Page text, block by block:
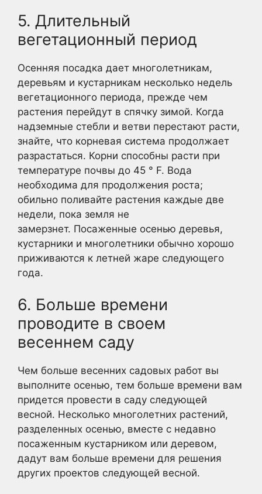
5. Длительный
вегетационный период
Осенняя посадка дает многолетникам,
деревьям и кустарникам несколько недель
вегетационного периода, прежде чем
растения перейдут в спячку зимой. Когда
надземные стебли и ветви перестают расти,
знайте, что корневая система продолжает
разрастаться. Корни способны расти при
температуре почвы до 45 ° F. Вода
необходима для продолжения роста;
обильно поливайте растения каждые две
недели, пока земля не
замерзнет. Посаженные осенью деревья,
кустарники и многолетники обычно хорошо
приживаются к летней жаре следующего
года.
6. Больше времени
проводите в своем
весеннем саду
Чем больше весенних садовых работ вы
выполните осенью, тем больше времени вам
придется провести в саду следующей
весной. Несколько многолетних растений,
разделенных осенью, вместе с недавно
посаженным кустарником или деревом,
дадут вам больше времени для решения
других проектов следующей весной.